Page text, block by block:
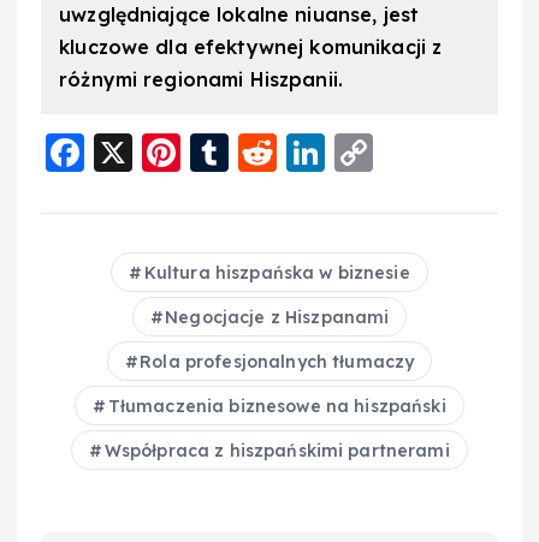
uwzględniające lokalne niuanse, jest
kluczowe dla efektywnej komunikacji z
różnymi regionami Hiszpanii.
F
c
o
o
k
X
Pi
er
e
st
T
m
bl
r
R
d
di
t
Li
k
e
d
I
n
p
y
Li
n
k
Kultura hiszpańska w biznesie
Negocjacje z Hiszpanami
Rola profesjonalnych tłumaczy
Tłumaczenia biznesowe na hiszpański
Współpraca z hiszpańskimi partnerami